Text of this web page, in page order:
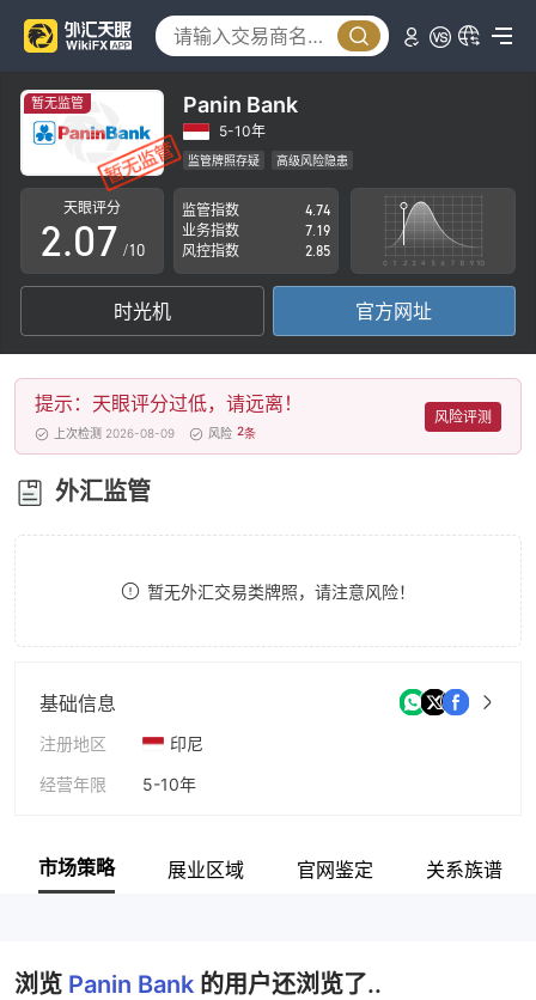
暂无监管 Panin Bank
5-10年
监管牌照存疑 高级风险隐患
天眼评分
0
1
2
3
4
5
6
7
8
.0
1
2
3
4
5
6
3
4
5
6
7
8
9
/10
监管指数
4.74
业务指数
7.19
风控指数
2.85
时光机 官方网址
提示：天眼评分过低，请远离！
上次检测 2026-08-09 风险 2条
风险评测
外汇监管
暂无外汇交易类牌照，请注意风险！
基础信息
注册地区
印尼
经营年限
5-10年
市场策略 展业区域 官网鉴定 关系族谱
浏览 Panin Bank 的用户还浏览了..